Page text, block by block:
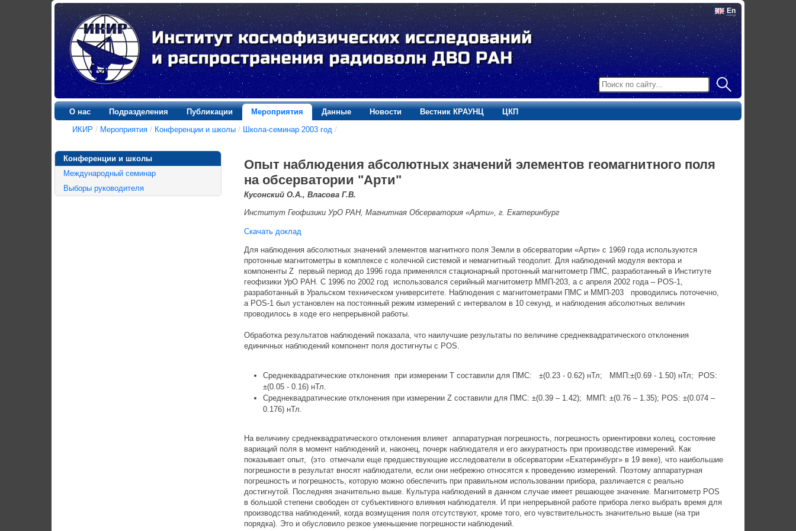
En
О нас Подразделения Публикации Мероприятия Данные Новости Вестник КРАУНЦ
ЦКП
ИКИР / Мероприятия / Конференции и школы / Школа-семинар 2003 год /
Конференции и школы
Международный семинар
Выборы руководителя
Опыт наблюдения абсолютных значений элементов геомагнитного поля
на обсерватории "Арти"
Кусонский О.А., Власова Г.В.
Институт Геофизики УрО РАН, Магнитная Обсерватория «Арти», г. Екатеринбург
Скачать доклад
Для наблюдения абсолютных значений элементов магнитного поля Земли в обсерватории «Арти» с 1969 года используются
протонные магнитометры в комплексе с колечной системой и немагнитный теодолит. Для наблюдений модуля вектора и
компоненты Z первый период до 1996 года применялся стационарный протонный магнитометр ПМС, разработанный в Институте
геофизики УрО РАН. С 1996 по 2002 год использовался серийный магнитометр ММП-203, а с апреля 2002 года – POS-1,
разработанный в Уральском техническом университете. Наблюдения с магнитометрами ПМС и ММП-203 проводились поточечно,
а POS-1 был установлен на постоянный режим измерений с интервалом в 10 секунд, и наблюдения абсолютных величин
проводилось в ходе его непрерывной работы.
Обработка результатов наблюдений показала, что наилучшие результаты по величине среднеквадратического отклонения
единичных наблюдений компонент поля достигнуты с POS.
Среднеквадратические отклонения при измерении Т составили для ПМС: ±(0.23 - 0.62) нТл; ММП:±(0.69 - 1.50) нТл; POS:
±(0.05 - 0.16) нТл.
Среднеквадратические отклонения при измерении Z составили для ПМС: ±(0.39 – 1.42); ММП: ±(0.76 – 1.35); POS: ±(0.074 –
0.176) нТл.
На величину среднеквадратического отклонения влияет аппаратурная погрешность, погрешность ориентировки колец, состояние
вариаций поля в момент наблюдений и, наконец, почерк наблюдателя и его аккуратность при производстве измерений. Как
показывает опыт, (это отмечали еще предшествующие исследователи в обсерватории «Екатеринбург» в 19 веке), что наибольшие
погрешности в результат вносят наблюдатели, если они небрежно относятся к проведению измерений. Поэтому аппаратурная
погрешность и погрешность, которую можно обеспечить при правильном использовании прибора, различается с реально
достигнутой. Последняя значительно выше. Культура наблюдений в данном случае имеет решающее значение. Магнитометр POS
в большой степени свободен от субъективного влияния наблюдателя. И при непрерывной работе прибора легко выбрать время для
производства наблюдений, когда возмущения поля отсутствуют, кроме того, его чувствительность значительно выше (на три
порядка). Это и обусловило резкое уменьшение погрешности наблюдений.